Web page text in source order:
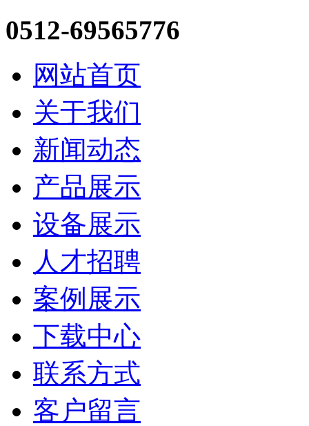
0512-69565776
网站首页
关于我们
新闻动态
产品展示
设备展示
人才招聘
案例展示
下载中心
联系方式
客户留言